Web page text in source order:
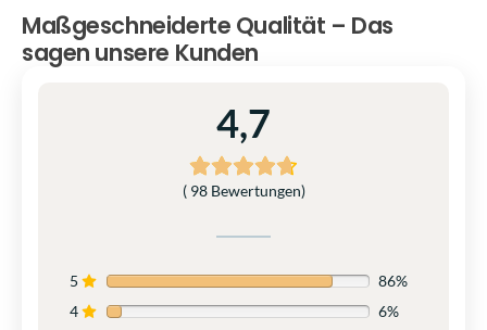
Maßgeschneiderte Qualität – Das
sagen unsere Kunden
4,7
( 98 Bewertungen)
5
86%
4
6%